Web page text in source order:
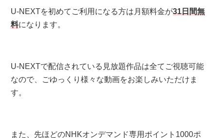
U-NEXTを初めてご利用になる方は月額料金が31日間無
料になります。
U-NEXTで配信されている見放題作品は全てご視聴可能
なので、ごゆっくり様々な動画をお楽しみいただけま
す。
また、先ほどのNHKオンデマンド専用ポイント1000ポ